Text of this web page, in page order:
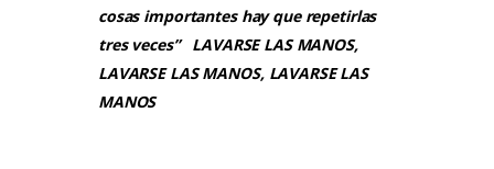
cosas importantes hay que repetirlas
tres veces” LAVARSE LAS MANOS,
LAVARSE LAS MANOS, LAVARSE LAS
MANOS